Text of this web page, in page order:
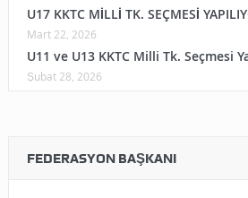
U17 KKTC MİLLİ TK. SEÇMESİ
Mart 22, 2026
U11 ve U13 KKTC Milli Tk. Seçmesi
Şubat 28, 2026
FEDERASYON BAŞKANI